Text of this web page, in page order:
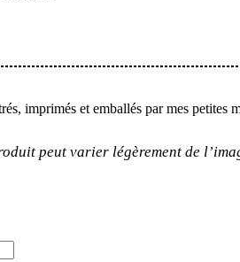
imprimés et emballés par mes
peut varier légèrement de